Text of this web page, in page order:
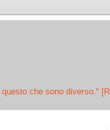
che sono diverso."